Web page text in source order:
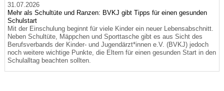
31.07.2026
Mehr als Schultüte und Ranzen: BVKJ gibt Tipps für einen gesunden
Schulstart
Mit der Einschulung beginnt für viele Kinder ein neuer Lebensabschnitt.
Neben Schultüte, Mäppchen und Sporttasche gibt es aus Sicht des
Berufsverbands der Kinder- und Jugendärzt*innen e.V. (BVKJ) jedoch
noch weitere wichtige Punkte, die Eltern für einen gesunden Start in den
Schulalltag beachten sollten.